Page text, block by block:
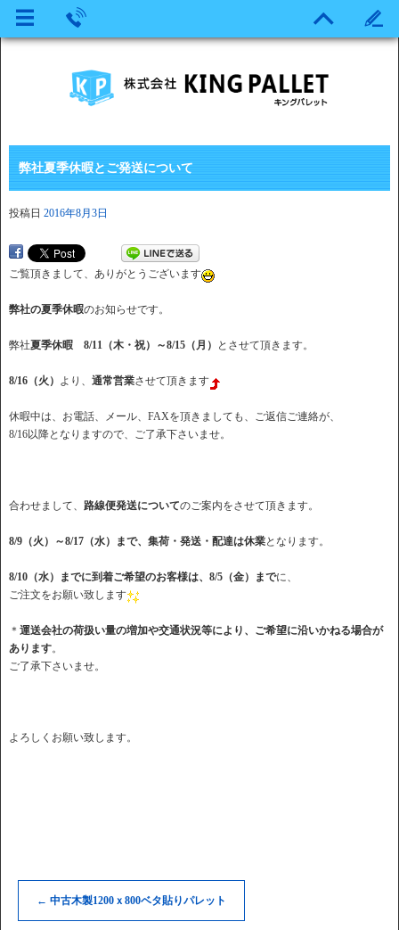
弊社夏季休暇とご発送について
投稿日 2016年8月3日
ご覧頂きまして、ありがとうございます
弊社の夏季休暇のお知らせです。
弊社夏季休暇 8/11（木・祝）～8/15（月） とさせて頂きます。
8/16（火） より、 通常営業させて頂きます
休暇中は、お電話、メール、FAXを頂きましても、ご返信ご連絡が、
8/16以降となりますので、ご了承下さいませ。
合わせまして、 路線便発送についてのご案内をさせて頂きます。
8/9（火）～8/17（水）まで、集荷・発送・配達は休業となります。
8/10（水）までに到着ご希望のお客様は、8/5（金）までに、
ご注文をお願い致します
＊ 運送会社の荷扱い量の増加や交通状況等により、ご希望に沿いかねる場合が
あります。
ご了承下さいませ。
よろしくお願い致します。
← 中古木製1200ｘ800ベタ貼りパレット